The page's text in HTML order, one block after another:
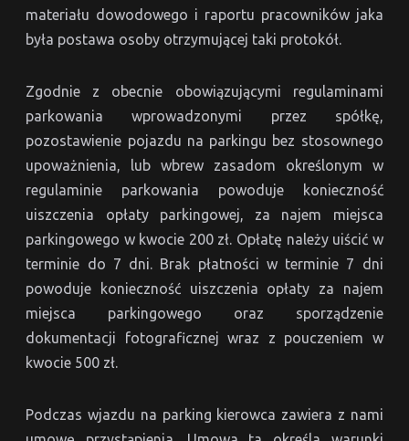
materiału dowodowego i raportu pracowników jaka
była postawa osoby otrzymującej taki protokół.
Zgodnie z obecnie obowiązującymi regulaminami
parkowania wprowadzonymi przez spółkę,
pozostawienie pojazdu na parkingu bez stosownego
upoważnienia, lub wbrew zasadom określonym w
regulaminie parkowania powoduje konieczność
uiszczenia opłaty parkingowej, za najem miejsca
parkingowego w kwocie 200 zł. Opłatę należy uiścić w
terminie do 7 dni. Brak płatności w terminie 7 dni
powoduje konieczność uiszczenia opłaty za najem
miejsca parkingowego oraz sporządzenie
dokumentacji fotograficznej wraz z pouczeniem w
kwocie 500 zł.
Podczas wjazdu na parking kierowca zawiera z nami